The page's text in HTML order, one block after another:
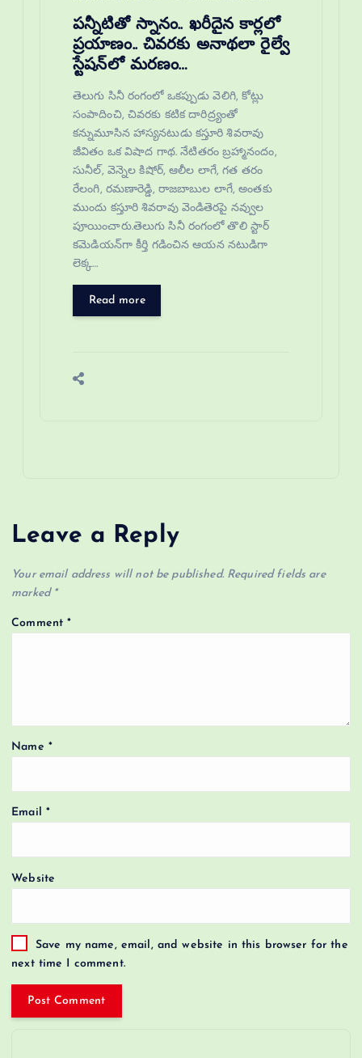
పన్నీటితో స్నానం.. ఖరీదైన కార్లలో
ప్రయాణం.. చివరకు అనాథలా రైల్వే
స్టేషన్‌లో మరణం…
తెలుగు సినీ రంగంలో ఒకప్పుడు వెలిగి, కోట్లు
సంపాదించి, చివరకు కటిక దారిద్ర్యంతో
కన్నుమూసిన హాస్యనటుడు కస్తూరి శివరావు
జీవితం ఒక విషాద గాథ. నేటితరం బ్రహ్మానందం,
సునీల్, వెన్నెల కిషోర్, ఆలీల లాగే, గత తరం
రేలంగి, రమణారెడ్డి, రాజబాబుల లాగే, అంతకు
ముందు కస్తూరి శివరావు వెండితెరపై నవ్వుల
పూయించారు.తెలుగు సినీ రంగంలో తొలి స్టార్
కమెడియన్‌గా కీర్తి గడించిన ఆయన నటుడిగా
లెక్క…
Read more
Leave a Reply
Your email address will not be published. Required fields are
marked *
Comment*
Name *
Email *
Website
Save my name, email, and website in this browser for the
next time I comment.